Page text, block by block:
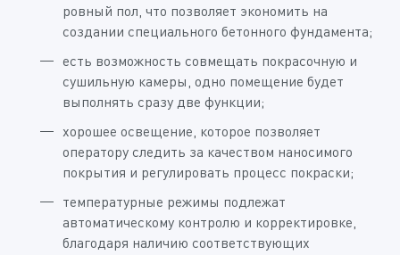
ровный пол, что позволяет экономить на
создании специального бетонного фундамента;
есть возможность совмещать покрасочную и
сушильную камеры, одно помещение будет
выполнять сразу две функции;
хорошее освещение, которое позволяет
оператору следить за качеством наносимого
покрытия и регулировать процесс покраски;
температурные режимы подлежат
автоматическому контролю и корректировке,
благодаря наличию соответствующих